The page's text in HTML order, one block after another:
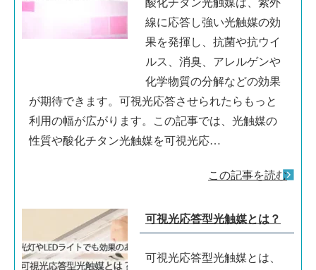
線に応答し強い光触媒の効
果を発揮し、抗菌や抗ウイ
ルス、消臭、アレルゲンや
化学物質の分解などの効果
が期待できます。可視光応答させられたらもっと
利用の幅が広がります。この記事では、光触媒の
性質や酸化チタン光触媒を可視光応…
この記事を読む
可視光応答型光触媒とは？
可視光応答型光触媒とは、